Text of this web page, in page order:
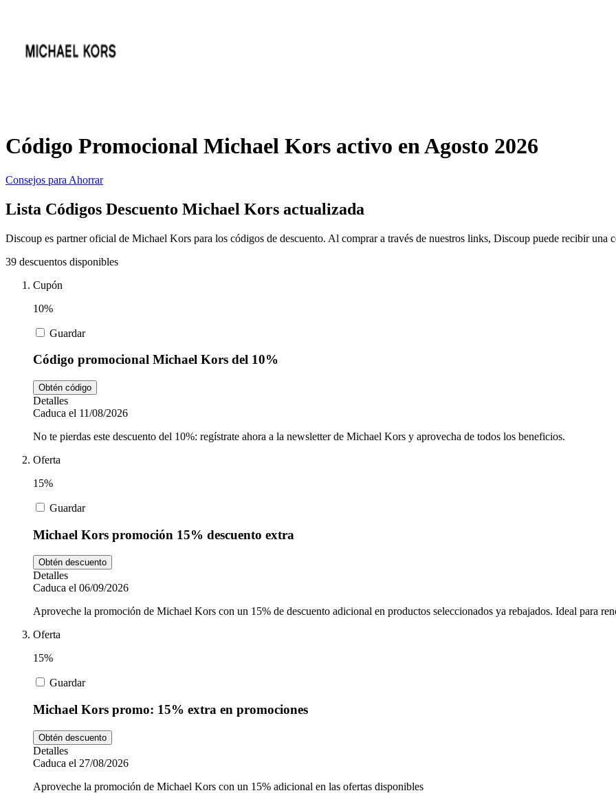
Código Promocional Michael Kors activo en Agosto 2026
Consejos para Ahorrar
Lista Códigos Descuento Michael Kors actualizada
Discoup es partner oficial de Michael Kors para los códigos de descuento. Al comprar a través de nuestros links, Discoup puede recibir una
39 descuentos disponibles
Cupón
10%
Guardar
Código promocional Michael Kors del 10%
Obtén código
Detalles
Caduca el 11/08/2026
No te pierdas este descuento del 10%: regístrate ahora a la newsletter de Michael Kors y aprovecha de todos los beneficios.
Oferta
15%
Guardar
Michael Kors promoción 15% descuento extra
Obtén descuento
Detalles
Caduca el 06/09/2026
Aproveche la promoción de Michael Kors con un 15% de descuento adicional en productos seleccionados ya rebajados. Ideal para
Oferta
15%
Guardar
Michael Kors promo: 15% extra en promociones
Obtén descuento
Detalles
Caduca el 27/08/2026
Aproveche la promoción de Michael Kors con un 15% adicional en las ofertas disponibles